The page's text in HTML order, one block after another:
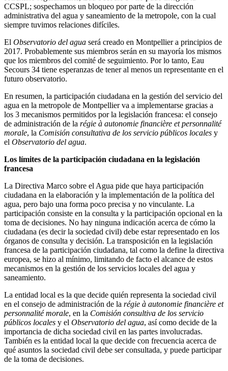
CCSPL; sospechamos un bloqueo por parte de la dirección
administrativa del agua y saneamiento de la metropole, con la cual
siempre tuvimos relaciones difíciles.
El Observatorio del agua será creado en Montpellier a principios de
2017. Probablemente sus miembros serán en su mayoría los mismos
que los miembros del comité de seguimiento. Por lo tanto, Eau
Secours 34 tiene esperanzas de tener al menos un representante en el
futuro observatorio.
En resumen, la participación ciudadana en la gestión del servicio del
agua en la metropole de Montpellier va a implementarse gracias a
los 3 mecanismos permitidos por la legislación francesa: el consejo
de administración de la régie à autonomie financière et personnalité
morale, la Comisión consultativa de los servicio públicos locales y
el Observatorio del agua.
Los límites de la participación ciudadana en la legislación
francesa
La Directiva Marco sobre el Agua pide que haya participación
ciudadana en la elaboración y la implementación de la política del
agua, pero bajo una forma poco precisa y no vinculante. La
participación consiste en la consulta y la participación opcional en la
toma de decisiones. No hay ninguna indicación acerca de cómo la
ciudadana (es decir la sociedad civil) debe estar representado en los
órganos de consulta y decisión. La transposición en la legislación
francesa de la participación ciudadana, tal como la define la directiva
europea, se hizo al mínimo, limitando de facto el alcance de estos
mecanismos en la gestión de los servicios locales del agua y
saneamiento.
La entidad local es la que decide quién representa la sociedad civil
en el consejo de administración de la régie à autonomie financière et
personnalité morale, en la Comisión consultiva de los servicio
públicos locales y el Observatorio del agua, así como decide de la
importancia de dicha sociedad civil en las partes involucradas.
También es la entidad local la que decide con frecuencia acerca de
qué asuntos la sociedad civil debe ser consultada, y puede participar
de la toma de decisiones.